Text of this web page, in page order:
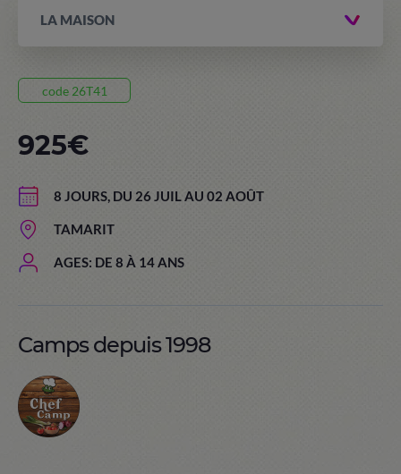
LA MAISON
code 26T41
8 JOURS, DU 26 JUIL AU 02 AOÛT
TAMARIT
AGES: DE 8 À 14 ANS
925€
Camps depuis 1998